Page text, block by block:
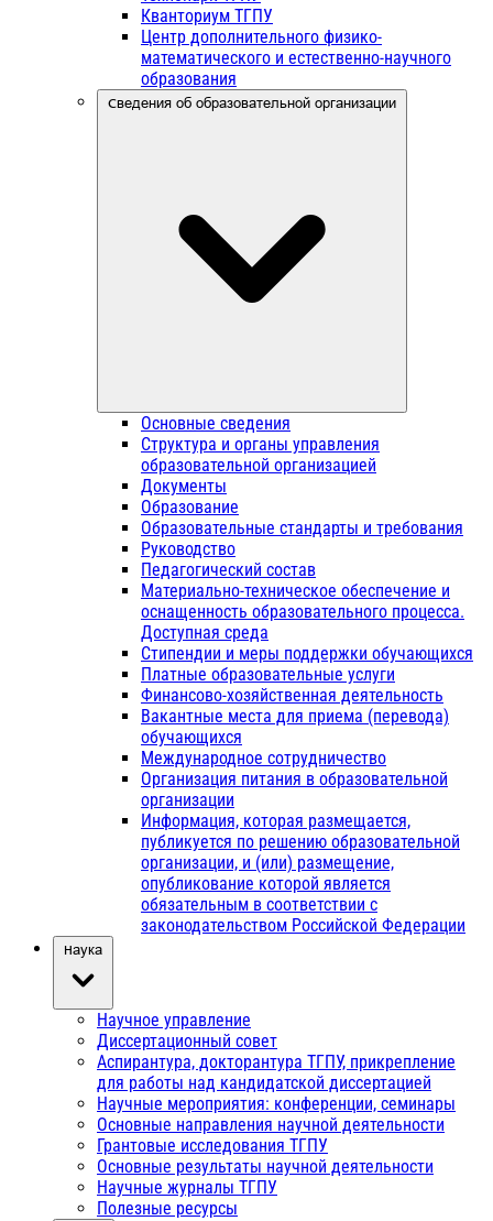
Кванториум ТГПУ
Центр дополнительного физико-
математического и естественно-научного
образования
Сведения об образовательной организации
Основные сведения
Структура и органы управления
образовательной организацией
Документы
Образование
Образовательные стандарты и требования
Руководство
Педагогический состав
Материально-техническое обеспечение и
оснащенность образовательного процесса.
Доступная среда
Стипендии и меры поддержки обучающихся
Платные образовательные услуги
Финансово-хозяйственная деятельность
Вакантные места для приема (перевода)
обучающихся
Международное сотрудничество
Организация питания в образовательной
организации
Информация, которая размещается,
публикуется по решению образовательной
организации, и (или) размещение,
опубликование которой является
обязательным в соответствии с
законодательством Российской Федерации
Наука
Научное управление
Диссертационный совет
Аспирантура, докторантура ТГПУ, прикрепление
для работы над кандидатской диссертацией
Научные мероприятия: конференции, семинары
Основные направления научной деятельности
Грантовые исследования ТГПУ
Основные результаты научной деятельности
Научные журналы ТГПУ
Полезные ресурсы